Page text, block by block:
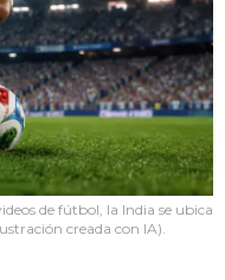
de fútbol, la India se ubica
creada con IA).